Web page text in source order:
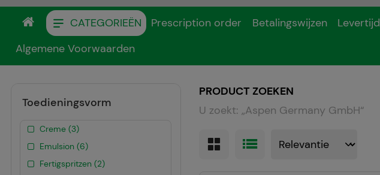
CATEGORIEËN Prescription order Betalingswijzen Levertijd
Algemene Voorwaarden
PRODUCT ZOEKEN
U zoekt: „Aspen Germany GmbH“
Toedieningsvorm
Creme (3)
Emulsion (6)
Fertigspritzen (2)